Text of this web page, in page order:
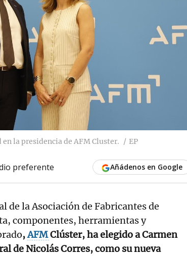
en la presidencia de AFM Cluster. EP
preferente Añádenos en Google
de la Asociación de Fabricantes de
componentes, herramientas y
,AFMClúster, ha elegido a Carmen
de Nicolás Corres, como su nueva